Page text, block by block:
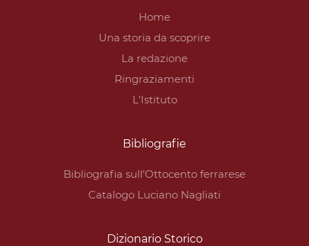
Home
Una storia da scoprire
La redazione
Ringraziamenti
L'Istituto
Bibliografie
Bibliografia sull'Ottocento ferrarese
Catalogo Luciano Nagliati
Dizionario Storico